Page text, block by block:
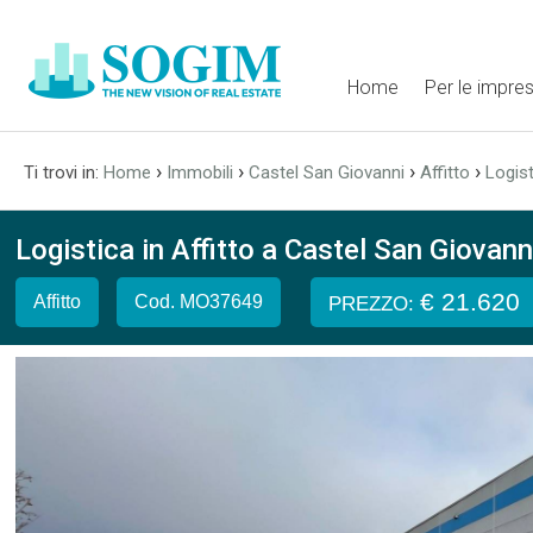
Home Per le
Ti trovi in: Home › Immobili › Castel San Giovanni › Affitto ›
Logistica in Affitto a Castel San
Affitto Cod. MO37649 PREZZO:€ 21.620